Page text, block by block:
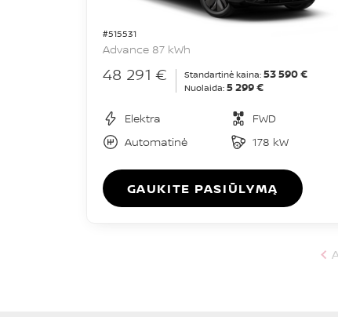
#515531
Advance 87 kWh
48 291 € Standartinė kaina: 53 590 €
Nuolaida: 5 299 €
Elektra
FWD
Automatinė
178 kW
GAUKITE PASIŪLYMĄ